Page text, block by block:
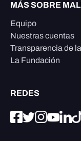
MÁS SOBRE
Equipo
Nuestras cuentas
Transparencia de
La Fundación
REDES